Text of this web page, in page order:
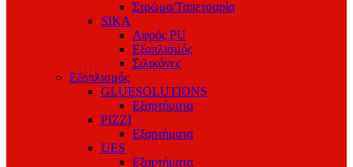
Στρώμα/Ταπετσαρία
SIKA
Αφρός PU
Εξοπλισμός
Σιλικόνες
Εξοπλισμός
GLUESOLUTIONS
Εξαρτήματα
PIZZI
Εξαρτήματα
UES
Εξαρτήματα